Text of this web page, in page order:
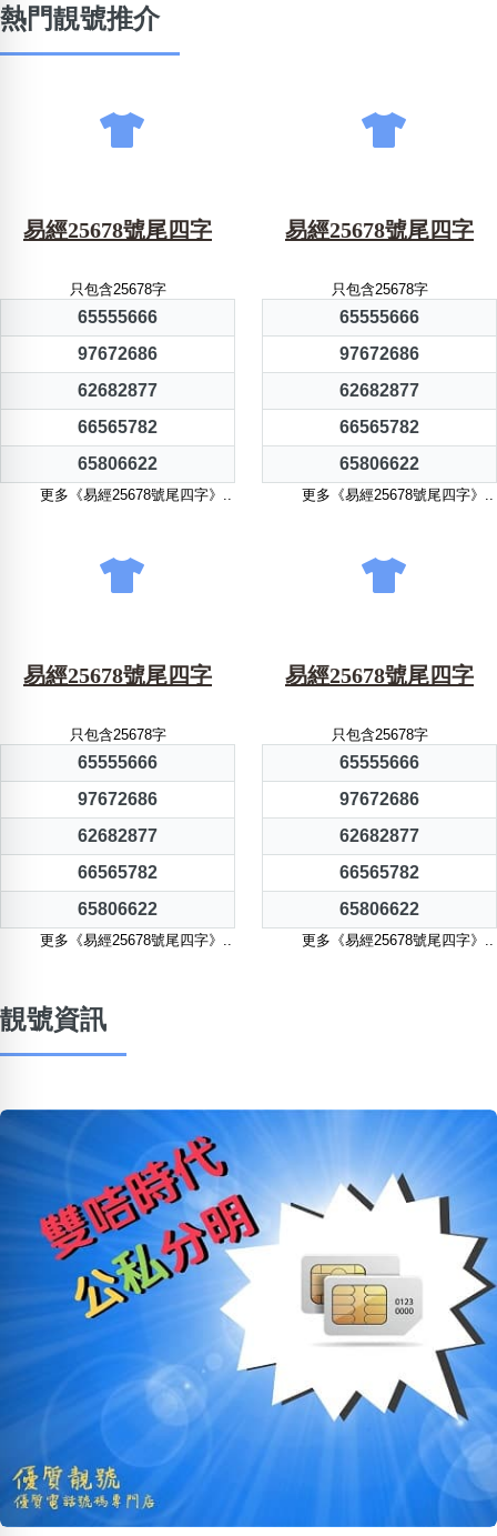
熱門靚號推介
易經25678號尾四字
只包含25678字
65555666
97672686
62682877
66565782
65806622
更多《易經25678號尾四字》..
易經25678號尾四字
只包含25678字
65555666
97672686
62682877
66565782
65806622
更多《易經25678號尾四字》..
易經25678號尾四字
只包含25678字
65555666
97672686
62682877
66565782
65806622
更多《易經25678號尾四字》..
易經25678號尾四字
只包含25678字
65555666
97672686
62682877
66565782
65806622
更多《易經25678號尾四字》..
靚號資訊